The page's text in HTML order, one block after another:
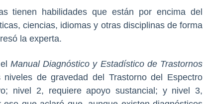
tienen habilidades que están por encima del
ciencias, idiomas y otras disciplinas de forma
la experta.
Manual Diagnóstico y Estadístico de Trastornos
de gravedad del Trastorno del Espectro
nivel 2, requiere apoyo sustancial; y nivel 3,